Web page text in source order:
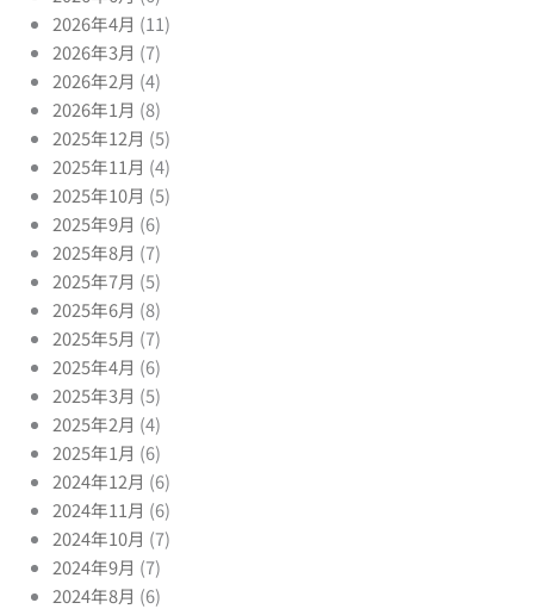
2026年4月 (11)
2026年3月 (7)
2026年2月 (4)
2026年1月 (8)
2025年12月 (5)
2025年11月 (4)
2025年10月 (5)
2025年9月 (6)
2025年8月 (7)
2025年7月 (5)
2025年6月 (8)
2025年5月 (7)
2025年4月 (6)
2025年3月 (5)
2025年2月 (4)
2025年1月 (6)
2024年12月 (6)
2024年11月 (6)
2024年10月 (7)
2024年9月 (7)
2024年8月 (6)